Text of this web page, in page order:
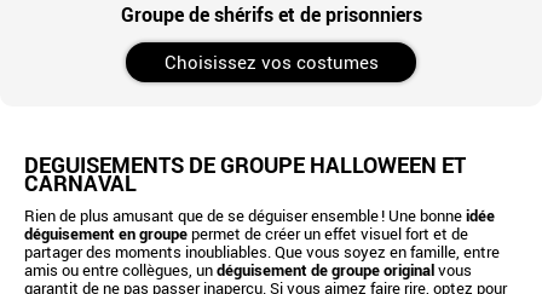
Groupe de shérifs et de prisonniers
Choisissez vos costumes
DÉGUISEMENTS DE GROUPE HALLOWEEN ET
CARNAVAL
Rien de plus amusant que de se déguiser ensemble ! Une bonneidée
déguisement en groupepermet de créer un effet visuel fort et de
partager des moments inoubliables. Que vous soyez en famille, entre
amis ou entre collègues, undéguisement de groupe originalvous
garantit de ne pas passer inaperçu. Si vous aimez faire rire, optez pour